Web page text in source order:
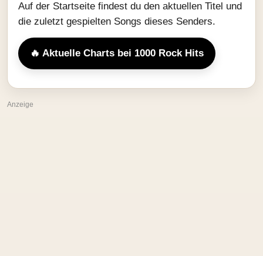
Auf der Startseite findest du den aktuellen Titel und
die zuletzt gespielten Songs dieses Senders.
🔥 Aktuelle Charts bei 1000 Rock Hits
Anzeige